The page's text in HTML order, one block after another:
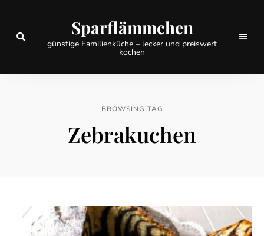
Sparflämmchen
günstige Familienküche – lecker und preiswert
kochen
BROWSING TAG
Zebrakuchen